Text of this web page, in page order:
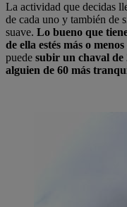
La actividad que decidas
de cada uno y también de
suave. Lo bueno que
de ella estés más o
puede subir un chaval de
alguien de 60 más